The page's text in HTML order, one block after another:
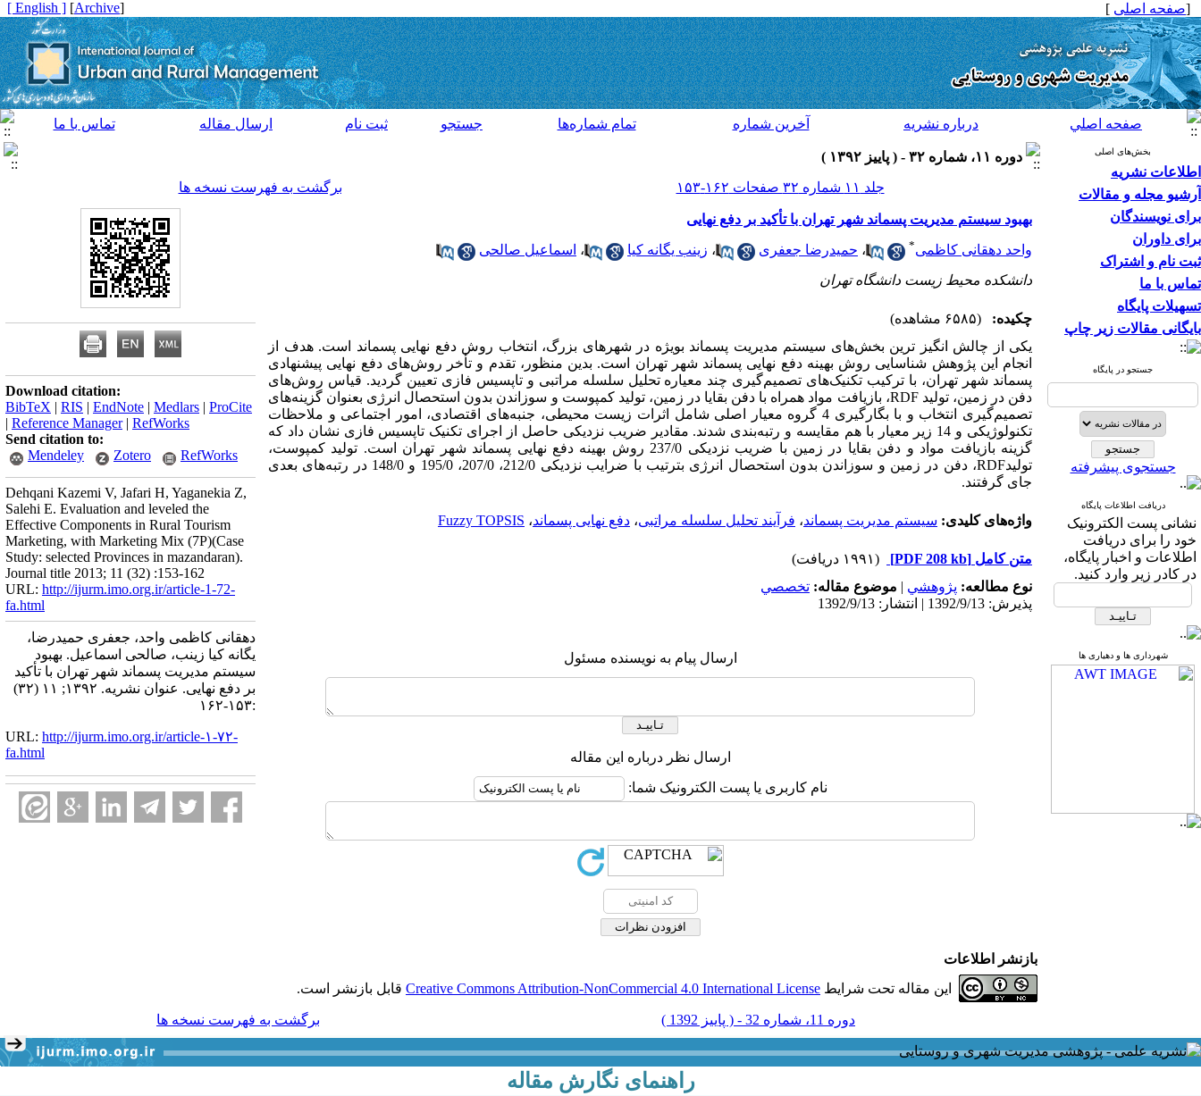
[صفحه اصلی ]
[
Archive
]
[ English ]
صفحه اصلي درباره نشريه آخرين شماره تمام شماره‌ها جستجو ثبت نام ارسال مقاله تماس با ما
بخش‌های اصلی
اطلاعات نشریه
آرشیو مجله و مقالات
برای نویسندگان
برای داوران
ثبت نام و اشتراک
تماس با ما
تسهیلات پایگاه
بایگانی مقالات زیر چاپ
جستجو در پایگاه
جستجوی پیشرفته
دریافت اطلاعات پایگاه
نشانی پست الکترونیک
خود را برای دریافت
اطلاعات و اخبار پایگاه،
در کادر زیر وارد کنید.
شهرداری ها و دهیاری ها
دوره ۱۱، شماره ۳۲ - ( پاییز ۱۳۹۲ )
جلد ۱۱ شماره ۳۲ صفحات ۱۶۲-۱۵۳
برگشت به فهرست نسخه ها
بهبود سیستم مدیریت پسماند شهر تهران با تأکید بر دفع نهایی
واحد دهقانی کاظمی* ، حمیدرضا جعفری ، زینب یگانه کیا ، اسماعیل صالحی
دانشکده محیط زیست دانشگاه تهران
چکیده:
(۶۵۸۵ مشاهده)
یکی از چالش انگیز ترین بخش‌های سیستم مدیریت پسماند بویژه در شهرهای بزرگ، انتخاب روش دفع نهایی پسماند است. هدف از
انجام این پژوهش شناسایی روش بهینه دفع نهایی پسماند شهر تهران است. بدین منظور، تقدم و تأخر روش‌های دفع نهایی پیشنهادی
پسماند شهر تهران، با ترکیب تکنیک‌های تصمیم‌گیری چند معیاره تحلیل سلسله مراتبی و تاپسیس فازی تعیین گردید. قیاس روش‌های
دفن در زمین، تولید RDF، بازیافت مواد همراه با دفن بقایا در زمین، تولید کمپوست و سوزاندن بدون استحصال انرژی بعنوان گزینه‌های
تصمیم‌گیری انتخاب و با بگارگیری 4 گروه معیار اصلی شامل اثرات زیست محیطی، جنبه‌های اقتصادی، امور اجتماعی و ملاحظات
تکنولوژیکی و 14 زیر معیار با هم مقایسه و رتبه‌بندی شدند. مقادیر ضریب نزدیکی حاصل از اجرای تکنیک تاپسیس فازی نشان داد که
گزینه بازیافت مواد و دفن بقایا در زمین با ضریب نزدیکی 237/0 روش بهینه دفع نهایی پسماند شهر تهران است. تولید کمپوست،
تولیدRDF، دفن در زمین و سوزاندن بدون استحصال انرژی بترتیب با ضرایب نزدیکی 212/0، 207/0، 195/0 و 148/0 در رتبه‌های بعدی
جای گرفتند.
واژه‌های کلیدی: سیستم مدیریت پسماند، فرآیند تحلیل سلسله مراتبی، دفع نهایی پسماند، Fuzzy TOPSIS
متن کامل [PDF 208 kb]
(۱۹۹۱ دریافت)
نوع مطالعه: پژوهشي | موضوع مقاله: تخصصي
پذیرش: 1392/9/13 | انتشار: 1392/9/13
ارسال پیام به نویسنده مسئول
ارسال نظر درباره این مقاله
نام کاربری یا پست الکترونیک شما:
Download citation:
BibTeX | RIS | EndNote | Medlars | ProCite
| Reference Manager| RefWorks
Send citation to:
Mendeley
Zotero RefWorks
Dehqani Kazemi V, Jafari H, Yaganekia Z,
Salehi E. Evaluation and leveled the
Effective Components in Rural Tourism
Marketing, with Marketing Mix (7P)(Case
Study: selected Provinces in mazandaran).
Journal title 2013; 11 (32) :153-162
URL: http://ijurm.imo.org.ir/article-1-72-
fa.html
دهقانی کاظمی واحد، جعفری حمیدرضا،
یگانه کیا زینب، صالحی اسماعیل. بهبود
سیستم مدیریت پسماند شهر تهران با تأکید
بر دفع نهایی. عنوان نشریه. ۱۳۹۲; ۱۱ (۳۲)
:۱۵۳-۱۶۲
URL: http://ijurm.imo.org.ir/article-۱-۷۲-
fa.html
بازنشر اطلاعات
این مقاله تحت شرایط Creative Commons Attribution-NonCommercial 4.0 International License قابل بازنشر است.
دوره 11، شماره 32 - ( پاییز 1392 ) برگشت به فهرست نسخه ها
راهنمای نگارش مقاله